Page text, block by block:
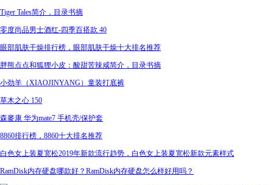
Tiger Tales简介，目录书摘
零度尚品男士酒红-四季百搭款 40
眼部肌肤干燥排行榜，眼部肌肤干燥十大排名推荐
胖熊点点和狐狸小皮：酸甜苦辣咸简介，目录书摘
小劲羊（XIAOJINYANG）童装打底裤
草木之心 150
森麥康 华为mate7 手机壳/保护套
8860排行榜，8860十大排名推荐
白色女上装夏宽松2019年新款流行趋势，白色女上装夏宽松新款元素样式
RamDisk内存硬盘哪款好？RamDisk内存硬盘怎么样好用吗？